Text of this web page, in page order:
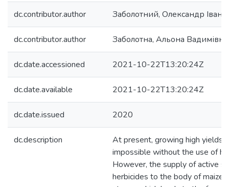
dc.contributor.author Заболотний, Олександр
dc.contributor.author Заболотна, Альона Вадимівна
dc.date.accessioned 2021-10-22T13:20:24Z
dc.date.available 2021-10-22T13:20:24Z
dc.date.issued 2020
dc.description
At present, growing high yields
impossible without the use of
However, the supply of active
herbicides to the body of maize